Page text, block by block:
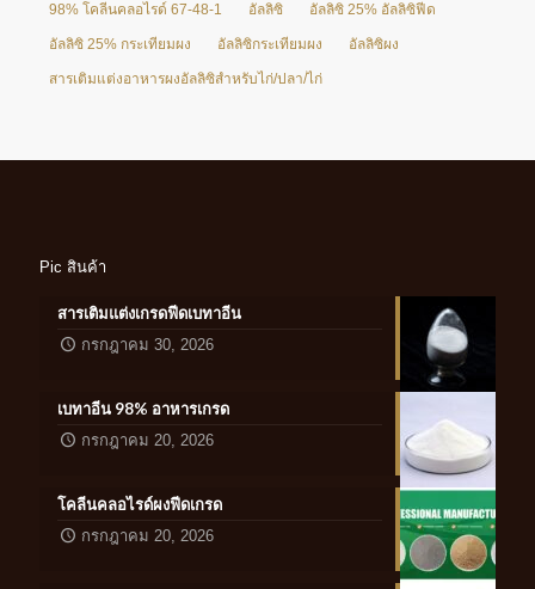
98% โคลีนคลอไรด์ 67-48-1 อัลลิซิ อัลลิซิ 25% อัลลิซิฟีด
อัลลิซิ 25% กระเทียมผง อัลลิซิกระเทียมผง อัลลิซิผง
สารเติมแต่งอาหารผงอัลลิซิสำหรับไก่/ปลา/ไก่
Pic สินค้า
สารเติมแต่งเกรดฟีดเบทาอีน
กรกฎาคม 30, 2026
เบทาอีน 98% อาหารเกรด
กรกฎาคม 20, 2026
โคลีนคลอไรด์ผงฟีดเกรด
กรกฎาคม 20, 2026